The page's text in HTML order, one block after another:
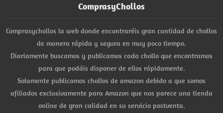
ComprasyChollos
Comprasychollos la web donde encontraréis gran cantidad de chollos
de manera rápida y segura en muy poco tiempo.
Diariamente buscamos y publicamos cada chollo que encontramos
para que podáis disponer de ellos rápidamente.
Solamente publicamos chollos de amazon debido a que somos
afiliados exclusivamente para Amazon que nos parece una tienda
online de gran calidad en su servicio postventa.